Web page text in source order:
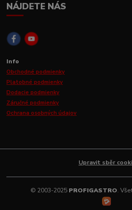
NÁJDETE NÁS
Info
Obchodné podmienky
Platobné podmienky
Dodacie podmienky
Záručné podmienky
Ochrana osobných údajov
Upravit sběr
© 2003-2025 PROFIGASTRO.